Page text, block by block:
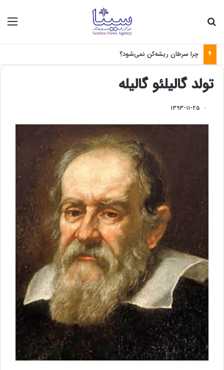
چرا سرطان ریشه‌کن نمی‌شود؟
تولد گالیلئو گالیله
۱۳۹۳-۱۱-۲۵